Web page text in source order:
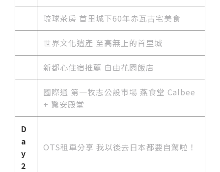
琉球茶房 首里城下60年赤瓦古宅美食
世界文化遺產 至高無上的首里城
新都心住宿推薦 自由花園飯店
國際通 第一牧志公設市場 燕食堂 Calbee
+ 驚安殿堂
D
a
y
2
OTS租車分享 我以後去日本都要自駕啦！